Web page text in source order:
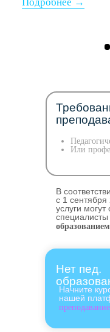
Или
В
c 1 сентября
услуги могут
специалисты
образованием
Начните
нашей
Нет пед.
Нас